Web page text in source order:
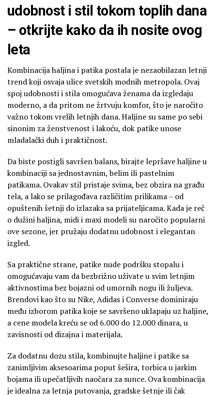
udobnost i stil tokom toplih dana
– otkrijte kako da ih nosite ovog
leta
Kombinacija haljina i patika postala je nezaobilazan letnji
trend koji osvaja ulice svetskih modnih metropola. Ovaj
spoj udobnosti i stila omogućava ženama da izgledaju
moderno, a da pritom ne žrtvuju komfor, što je naročito
važno tokom vrelih letnjih dana. Haljine su same po sebi
sinonim za ženstvenost i lakoću, dok patike unose
mladalački duh i praktičnost.
Da biste postigli savršen balans, birajte lepršave haljine u
kombinaciji sa jednostavnim, belim ili pastelnim
patikama. Ovakav stil pristaje svima, bez obzira na građu
tela, a lako se prilagođava različitim prilikama – od
opuštenih šetnji do izlazaka sa prijateljicama. Kada je reč
o dužini haljina, midi i maxi modeli su naročito popularni
ove sezone, jer pružaju dodatnu udobnost i elegantan
izgled.
Sa praktične strane, patike nude podršku stopalu i
omogućavaju vam da bezbrižno uživate u svim letnjim
aktivnostima bez bojazni od umornih nogu ili žuljeva.
Brendovi kao što su Nike, Adidas i Converse dominiraju
među izborom patika koje se savršeno uklapaju uz haljine,
a cene modela kreću se od 6.000 do 12.000 dinara, u
zavisnosti od dizajna i materijala.
Za dodatnu dozu stila, kombinujte haljine i patike sa
zanimljivim aksesoarima poput šešira, torbica u jarkim
bojama ili upečatljivih naočara za sunce. Ova kombinacija
je idealna za letnja putovanja, gradske šetnje ili čak